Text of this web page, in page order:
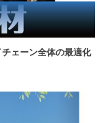
ェーン全体の最適化